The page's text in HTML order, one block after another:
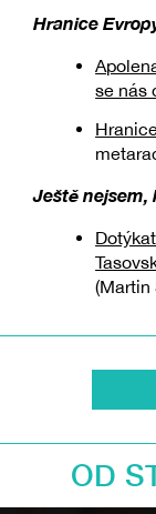
Hranice
se nás
Ještě nejsem,
(Martin
OD